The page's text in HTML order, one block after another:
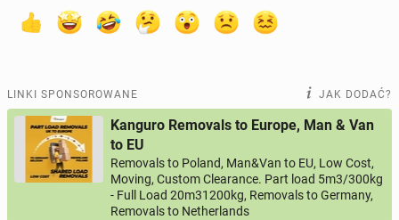
LINKI SPONSOROWANE JAK DODAĆ?
Kanguro Removals to Europe, Man & Van
to EU
Removals to Poland, Man&Van to EU, Low Cost,
Moving, Custom Clearance. Part load 5m3/300kg
- Full Load 20m31200kg, Removals to Germany,
Removals to Netherlands